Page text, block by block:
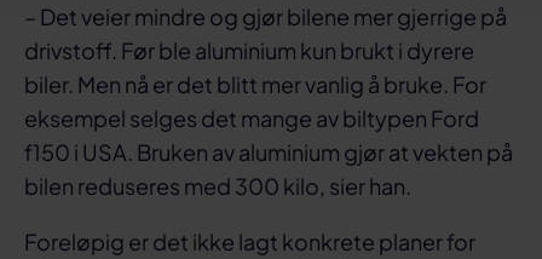
– Det veier mindre og gjør bilene mer gjerrige på
drivstoff. Før ble aluminium kun brukt i dyrere
biler. Men nå er det blitt mer vanlig å bruke. For
eksempel selges det mange av biltypen Ford
f150 i USA. Bruken av aluminium gjør at vekten på
bilen reduseres med 300 kilo, sier han.
Foreløpig er det ikke lagt konkrete planer for